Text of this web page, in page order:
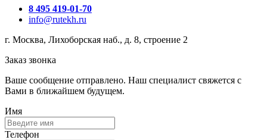
8 495 419-01-70
info@rutekh.ru
г. Москва, Лихоборская наб., д. 8, строение 2
Заказ звонка
Ваше сообщение отправлено. Наш специалист свяжется с
Вами в ближайшем будущем.
Имя
Телефон